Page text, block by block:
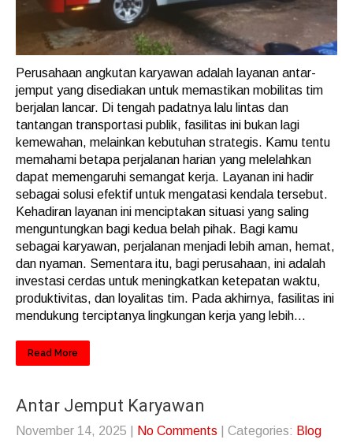
Perusahaan angkutan karyawan adalah layanan antar-
jemput yang disediakan untuk memastikan mobilitas tim
berjalan lancar. Di tengah padatnya lalu lintas dan
tantangan transportasi publik, fasilitas ini bukan lagi
kemewahan, melainkan kebutuhan strategis. Kamu tentu
memahami betapa perjalanan harian yang melelahkan
dapat memengaruhi semangat kerja. Layanan ini hadir
sebagai solusi efektif untuk mengatasi kendala tersebut.
Kehadiran layanan ini menciptakan situasi yang saling
menguntungkan bagi kedua belah pihak. Bagi kamu
sebagai karyawan, perjalanan menjadi lebih aman, hemat,
dan nyaman. Sementara itu, bagi perusahaan, ini adalah
investasi cerdas untuk meningkatkan ketepatan waktu,
produktivitas, dan loyalitas tim. Pada akhirnya, fasilitas ini
mendukung terciptanya lingkungan kerja yang lebih...
Read More
Antar Jemput Karyawan
November 14, 2025 No Comments | Categories: Blog